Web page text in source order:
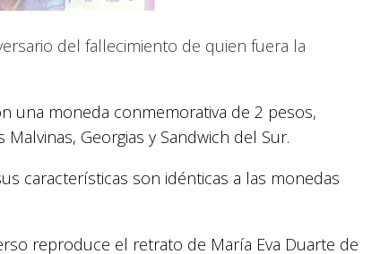
del fallecimiento de quien fuera la
una moneda conmemorativa de 2 pesos,
Georgias y Sandwich del Sur.
características son idénticas a las monedas
reproduce el retrato de María Eva Duarte de